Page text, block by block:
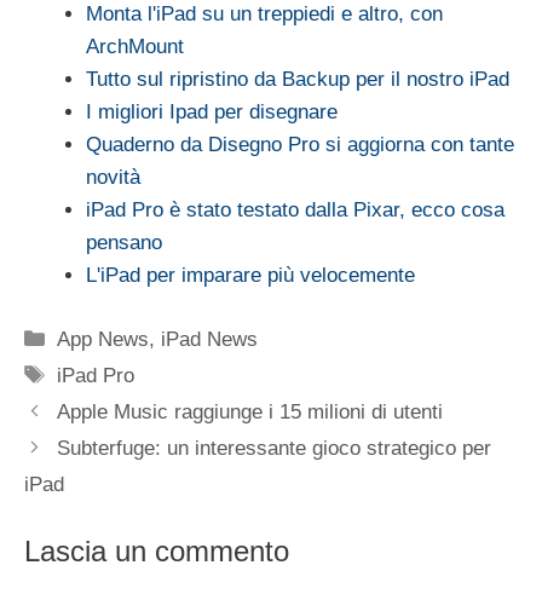
Monta l'iPad su un treppiedi e altro, con
ArchMount
Tutto sul ripristino da Backup per il nostro iPad
I migliori Ipad per disegnare
Quaderno da Disegno Pro si aggiorna con tante
novità
iPad Pro è stato testato dalla Pixar, ecco cosa
pensano
L'iPad per imparare più velocemente
Categorie
App News, iPad News
Tag
iPad Pro
Apple Music raggiunge i 15 milioni di utenti
Subterfuge: un interessante gioco strategico per
iPad
Lascia un commento